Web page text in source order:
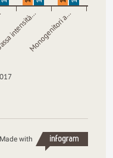
intensità…Monogenitori a…
Made with